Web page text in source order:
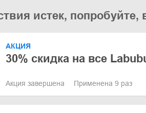
истек,
АКЦИЯ
30% скидка на все
Акция завершена Применена 9 раз